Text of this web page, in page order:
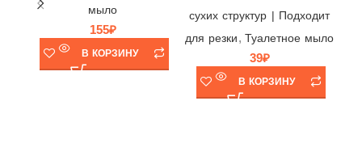
мыло
155₽
В КОРЗИНУ
сухих структур | Подходит
для резки, Туалетное мыло
39₽
В КОРЗИНУ